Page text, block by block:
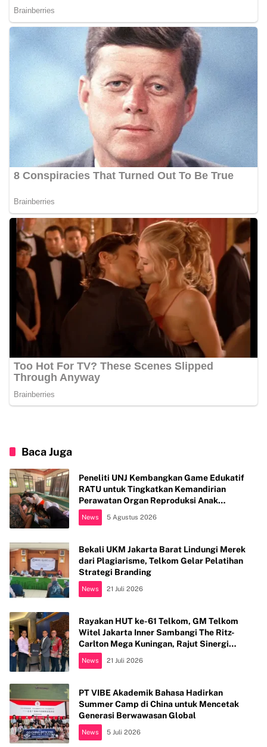
Baca Juga
Peneliti UNJ Kembangkan Game Edukatif
RATU untuk Tingkatkan Kemandirian
Perawatan Organ Reproduksi Anak
Hambatan Intelektual
News 5 Agustus 2026
Bekali UKM Jakarta Barat Lindungi Merek
dari Plagiarisme, Telkom Gelar Pelatihan
Strategi Branding
News 21 Juli 2026
Rayakan HUT ke-61 Telkom, GM Telkom
Witel Jakarta Inner Sambangi The Ritz-
Carlton Mega Kuningan, Rajut Sinergi
Digital untuk Industri Hospitality
News 21 Juli 2026
PT VIBE Akademik Bahasa Hadirkan
Summer Camp di China untuk Mencetak
Generasi Berwawasan Global
News 5 Juli 2026